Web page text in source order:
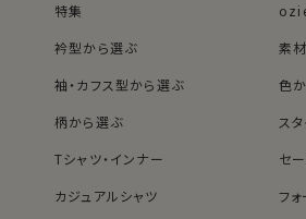
ネクタイをする場合は、ざっくりとした
ットタイやフレスコタイ、リネン混のネ
特集
衿型から選ぶ
素
袖・カフス型から選ぶ
色
柄から選ぶ
ス
Tシャツ・インナー
セ
カジュアルシャツ
フ